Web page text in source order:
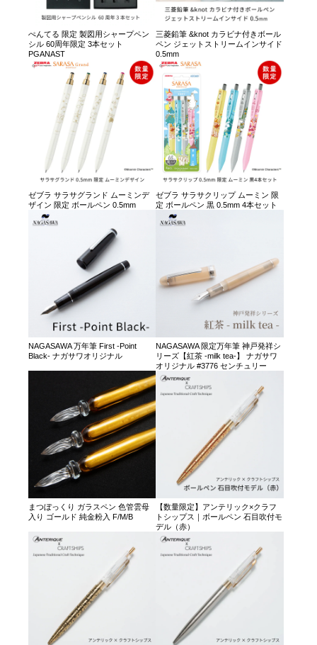
ぺんてる 限定 製図用シャープペン
シル 60周年限定 3本セット
PGANAST
三菱鉛筆 &knot カラビナ付きボール
ペン ジェットストリームインサイド
0.5mm
ゼブラ サラサグランド ムーミンデ
ザイン 限定 ボールペン 0.5mm
ゼブラ サラサクリップ ムーミン 限
定 ボールペン 黒 0.5mm 4本セット
NAGASAWA 万年筆 First -Point
Black- ナガサワオリジナル
NAGASAWA 限定万年筆 神戸発祥シ
リーズ【紅茶 -milk tea-】 ナガサワ
オリジナル #3776 センチュリー
まつぼっくり ガラスペン 色管雲母
入り ゴールド 純金粉入 F/M/B
【数量限定】アンテリック×クラフ
トシップス｜ボールペン 石目吹付モ
デル（赤）